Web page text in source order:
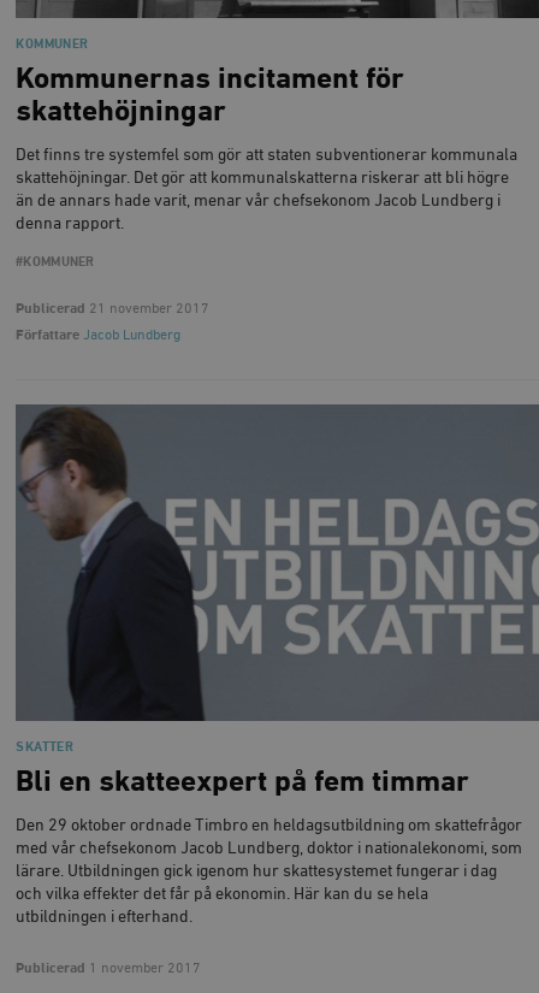
KOMMUNER
Kommunernas incitament för
skattehöjningar
Det finns tre systemfel som gör att staten subventionerar kommunala
skattehöjningar. Det gör att kommunalskatterna riskerar att bli högre
än de annars hade varit, menar vår chefsekonom Jacob Lundberg i
denna rapport.
#KOMMUNER
Publicerad 21 november 2017
Författare Jacob Lundberg
SKATTER
Bli en skatteexpert på fem timmar
Den 29 oktober ordnade Timbro en heldagsutbildning om skattefrågor
med vår chefsekonom Jacob Lundberg, doktor i nationalekonomi, som
lärare. Utbildningen gick igenom hur skattesystemet fungerar i dag
och vilka effekter det får på ekonomin. Här kan du se hela
utbildningen i efterhand.
Publicerad 1 november 2017